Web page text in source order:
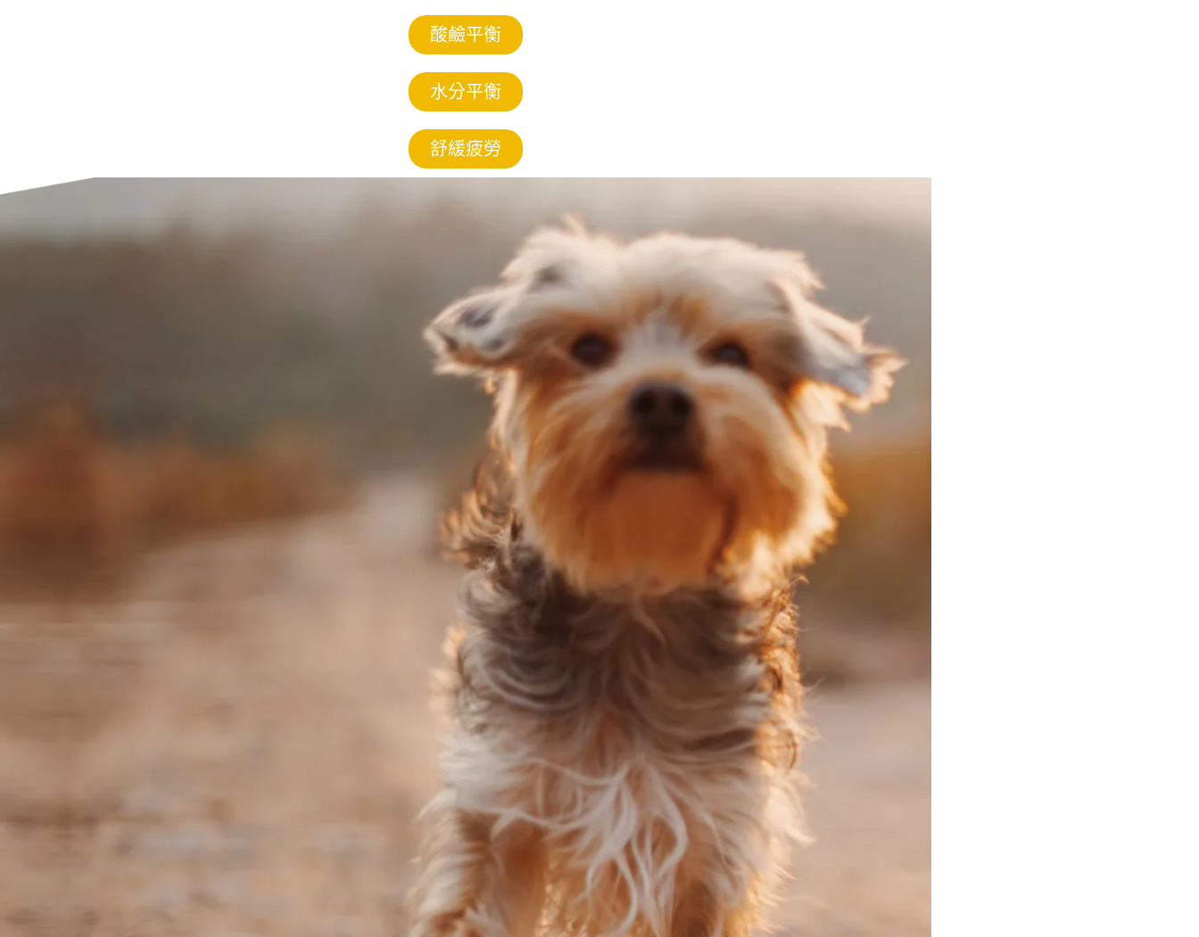
酸鹼平衡
水分平衡
舒緩疲勞